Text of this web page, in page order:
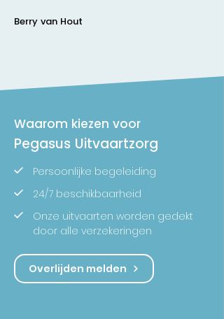
Berry van Hout
Waarom kiezen voor
Pegasus Uitvaartzorg
Persoonlijke begeleiding
24/7 beschikbaarheid
Onze uitvaarten worden gedekt
door alle verzekeringen
Overlijden melden